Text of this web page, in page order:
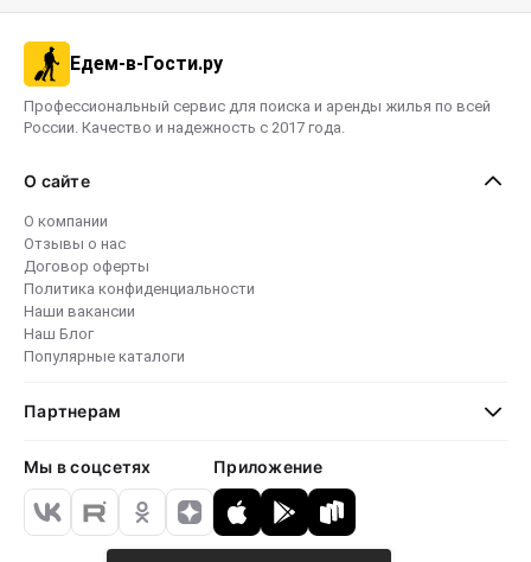
Едем-в-Гости.ру
Профессиональный сервис для поиска и аренды жилья по всей
России. Качество и надежность с 2017 года.
О сайте
О компании
Отзывы о нас
Договор оферты
Политика конфиденциальности
Наши вакансии
Наш Блог
Популярные каталоги
Партнерам
Мы в соцсетях Приложение